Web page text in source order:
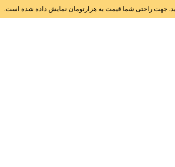
جهت راحتی شما قیمت به هزارتومان نمایش داده شده است.